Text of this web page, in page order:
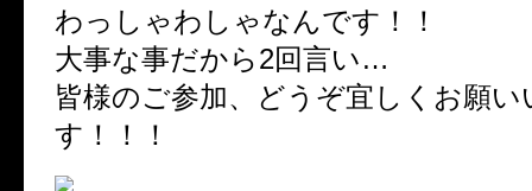
わっしゃわしゃなんです！！
大事な事だから2回言い…
皆様のご参加、どうぞ宜しくお願い
す！！！